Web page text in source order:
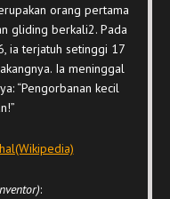
orang pertama
gliding berkali2. Pada
ia terjatuh setinggi 17
Ia meninggal
“Pengorbanan kecil
: